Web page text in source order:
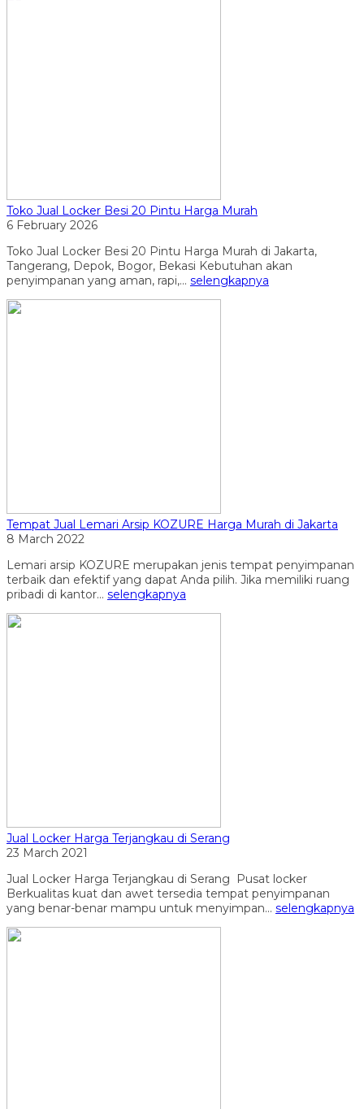
Toko Jual Locker Besi 20 Pintu Harga Murah
6 February 2026
Toko Jual Locker Besi 20 Pintu Harga Murah di Jakarta,
Tangerang, Depok, Bogor, Bekasi Kebutuhan akan
penyimpanan yang aman, rapi,... selengkapnya
Tempat Jual Lemari Arsip KOZURE Harga Murah di Jakarta
8 March 2022
Lemari arsip KOZURE merupakan jenis tempat penyimpanan
terbaik dan efektif yang dapat Anda pilih. Jika memiliki ruang
pribadi di kantor... selengkapnya
Jual Locker Harga Terjangkau di Serang
23 March 2021
Jual Locker Harga Terjangkau di Serang Pusat locker
Berkualitas kuat dan awet tersedia tempat penyimpanan
yang benar-benar mampu untuk menyimpan... selengkapnya